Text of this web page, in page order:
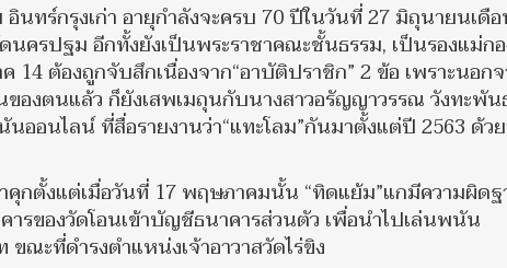
นทร์กรุงเก่า อายุกำลังจะครบ 70 ปีในวันที่ 27 มิถุนายนเดื
นครปฐม อีกทั้งยังเป็นพระราชาคณะชั้นธรรม, เป็นรองแม่ก
14 ต้องถูกจับสึกเนื่องจาก“อาบัติปราชิก” 2 ข้อ เพราะนอก
ของตนแล้ว ก็ยังเสพเมถุนกับนางสาวอรัญญาวรรณ วังทะพั
นออนไลน์ ที่สื่อรายงานว่า“แทะโลม”กันมาตั้งแต่ปี 2563 ด้ว
คุกตั้งแต่เมื่อวันที่ 17 พฤษภาคมนั้น “ทิดแย้ม”แกมีความผิด
รของวัดโอนเข้าบัญชีธนาคารส่วนตัว เพื่อนำไปเล่นพนัน
ณะที่ดำรงตำแหน่งเจ้าอาวาสวัดไร่ขิง